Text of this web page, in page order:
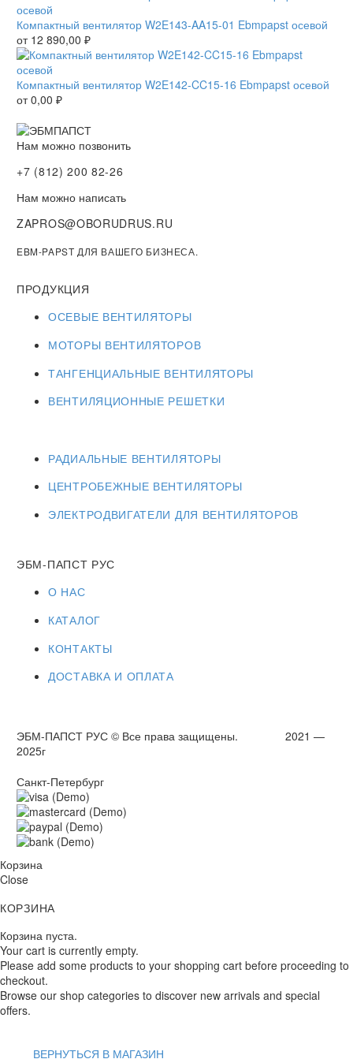
Компактный вентилятор W2E143-AA15-01 Ebmpapst осевой
от 12 890,00 ₽
Компактный вентилятор W2E142-CC15-16 Ebmpapst осевой
от0,00 ₽
Нам можно позвонить
+7 (812) 200 82-26
Нам можно написать
ZAPROS@OBORUDRUS.RU
EBM-PAPST ДЛЯ ВАШЕГО БИЗНЕСА.
ПРОДУКЦИЯ
ОСЕВЫЕ ВЕНТИЛЯТОРЫ
МОТОРЫ ВЕНТИЛЯТОРОВ
ТАНГЕНЦИАЛЬНЫЕ ВЕНТИЛЯТОРЫ
ВЕНТИЛЯЦИОННЫЕ РЕШЕТКИ
РАДИАЛЬНЫЕ ВЕНТИЛЯТОРЫ
ЦЕНТРОБЕЖНЫЕ ВЕНТИЛЯТОРЫ
ЭЛЕКТРОДВИГАТЕЛИ ДЛЯ ВЕНТИЛЯТОРОВ
ЭБМ-ПАПСТ РУС
О НАС
КАТАЛОГ
КОНТАКТЫ
ДОСТАВКА И ОПЛАТА
ЭБМ-ПАПСТ РУС © Все права защищены. 2021 —
2025г
Санкт-Петербург
Корзина
Close
КОРЗИНА
Корзина пуста.
Your cart is currently empty.
Please add some products to your shopping cart before proceeding to
checkout.
Browse our shop categories to discover new arrivals and special
offers.
ВЕРНУТЬСЯ В МАГАЗИН